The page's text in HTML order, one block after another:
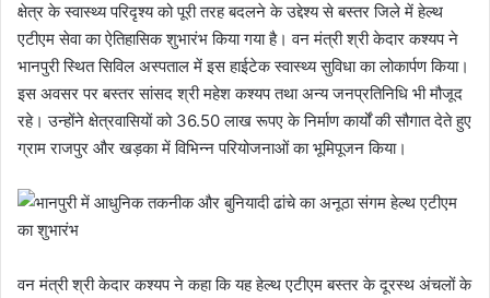
क्षेत्र के स्वास्थ्य परिदृश्य को पूरी तरह बदलने के उद्देश्य से बस्तर जिले में हेल्थ
एटीएम सेवा का ऐतिहासिक शुभारंभ किया गया है। वन मंत्री श्री केदार कश्यप ने
भानपुरी स्थित सिविल अस्पताल में इस हाईटेक स्वास्थ्य सुविधा का लोकार्पण किया।
इस अवसर पर बस्तर सांसद श्री महेश कश्यप तथा अन्य जनप्रतिनिधि भी मौजूद
रहे। उन्होंने क्षेत्रवासियों को 36.50 लाख रूपए के निर्माण कार्यों की सौगात देते हुए
ग्राम राजपुर और खड़का में विभिन्न परियोजनाओं का भूमिपूजन किया।
वन मंत्री श्री केदार कश्यप ने कहा कि यह हेल्थ एटीएम बस्तर के दूरस्थ अंचलों के